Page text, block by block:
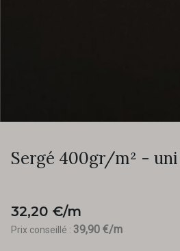
Sergé 400gr/m² -
32,20 €/m
Prix conseillé : 39,90 €/m